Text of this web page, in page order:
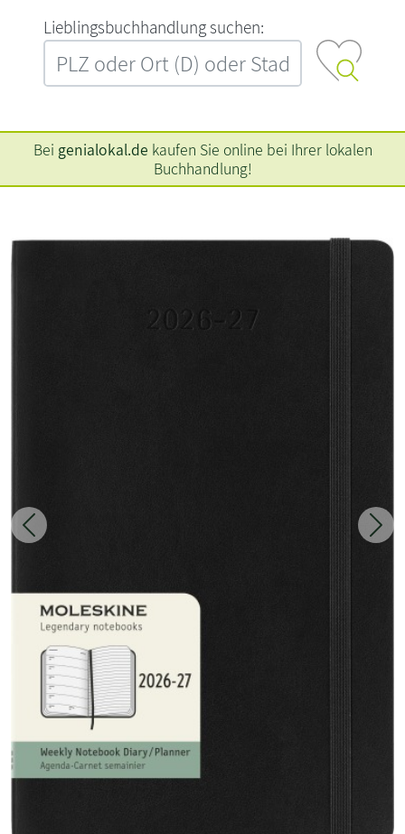
L‍i‍e‍b‍l‍i‍n‍g‍s‍b‍u‍c‍h‍h‍a‍n‍d‍l‍u‍n‍g‍ ‍s‍u‍c‍h‍e‍n‍:‍
Bei genialokal.de kaufen Sie online bei Ihrer lokalen
Buchhandlung!
Zurück